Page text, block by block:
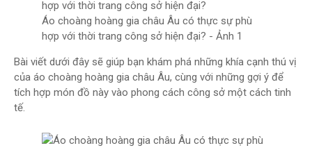
Áo choàng hoàng gia châu Âu có thực sự phù
hợp với thời trang công sở hiện đại? - Ảnh 1
Bài viết dưới đây sẽ giúp bạn khám phá những khía cạnh thú vị
của áo choàng hoàng gia châu Âu, cùng với những gợi ý để
tích hợp món đồ này vào phong cách công sở một cách tinh
tế.